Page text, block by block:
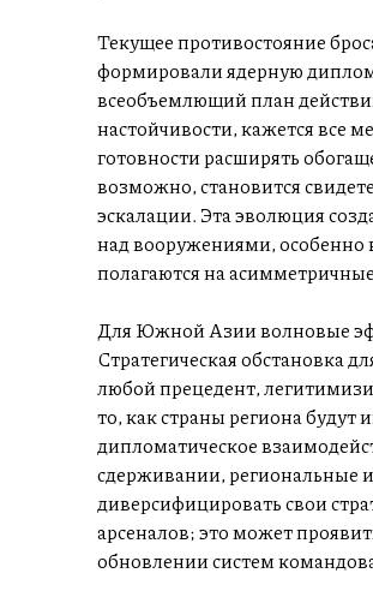
Текущее противостояние
формировали ядерную
всеобъемлющий план
настойчивости, кажется все
готовности расширять
возможно, становится
эскалации. Эта эволюция
над вооружениями, особенно
полагаются на
Для Южной Азии волновые
Стратегическая обстановка
любой прецедент,
то, как страны региона
дипломатическое
сдерживании, региональные
диверсифицировать свои
арсеналов; это может
обновлении систем